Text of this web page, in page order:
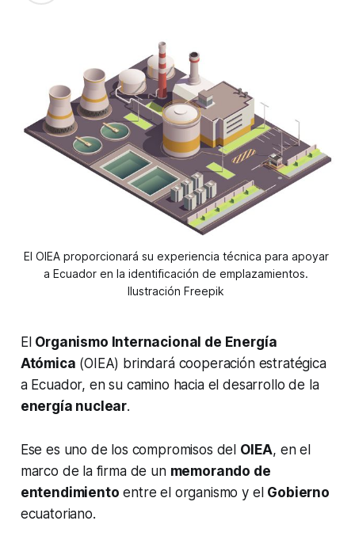
El OIEA proporcionará su experiencia técnica para apoyar
a Ecuador en la identificación de emplazamientos.
Ilustración Freepik
El Organismo Internacional de Energía
Atómica (OIEA) brindará cooperación estratégica
a Ecuador, en su camino hacia el desarrollo de la
energía nuclear.
Ese es uno de los compromisos del OIEA, en el
marco de la firma de un memorando de
entendimiento entre el organismo y el Gobierno
ecuatoriano.